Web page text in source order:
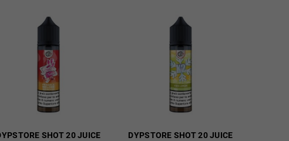
SHOT 20 JUICE
DYPSTORE SHOT 20 JUICE